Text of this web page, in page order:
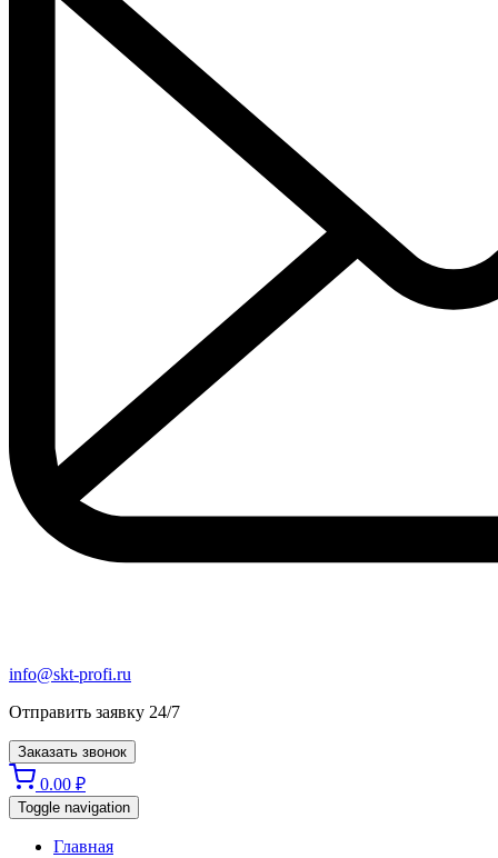
info@skt-profi.ru
Отправить заявку 24/7
Заказать звонок
0.00 ₽
Toggle navigation
Главная